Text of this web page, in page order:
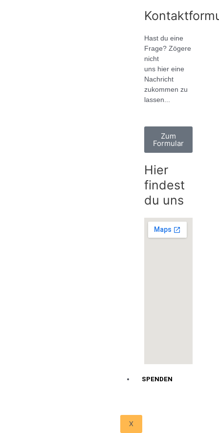
Hast du eine
Frage? Zögere
nicht
uns hier eine
Nachricht
zukommen zu
lassen...
Zum
Formular
Hier
findest
du uns
SPENDEN
X